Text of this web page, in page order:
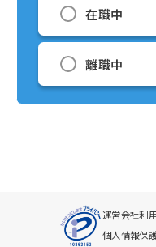
在職中
離職中
運営会社利
個人情報保